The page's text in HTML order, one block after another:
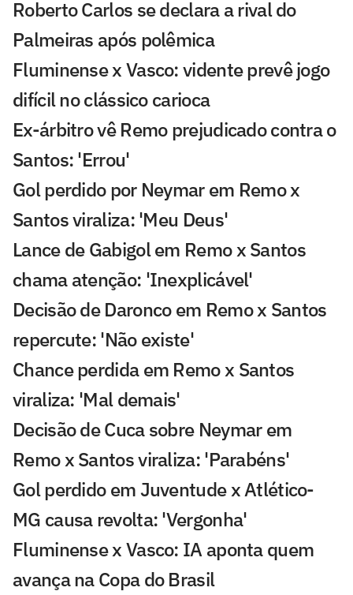
Roberto Carlos se declara a rival do
Palmeiras após polêmica
Fluminense x Vasco: vidente prevê jogo
difícil no clássico carioca
Ex-árbitro vê Remo prejudicado contra o
Santos: 'Errou'
Gol perdido por Neymar em Remo x
Santos viraliza: 'Meu Deus'
Lance de Gabigol em Remo x Santos
chama atenção: 'Inexplicável'
Decisão de Daronco em Remo x Santos
repercute: 'Não existe'
Chance perdida em Remo x Santos
viraliza: 'Mal demais'
Decisão de Cuca sobre Neymar em
Remo x Santos viraliza: 'Parabéns'
Gol perdido em Juventude x Atlético-
MG causa revolta: 'Vergonha'
Fluminense x Vasco: IA aponta quem
avança na Copa do Brasil